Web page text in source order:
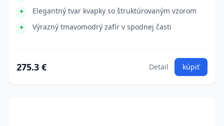
Elegantný tvar kvapky so štruktúrovaným vzorom
Výrazný tmavomodrý zafír v spodnej časti
275.3 € Detail kúpiť